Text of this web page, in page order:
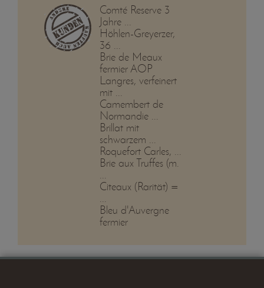
Comté Reserve 3
Jahre ...
Höhlen-Greyerzer,
36 ...
Brie de Meaux
fermier AOP
Langres, verfeinert
mit ...
Camembert de
Normandie ...
Brillat mit
schwarzem ...
Roquefort Carles, ...
Brie aux Truffes (m.
...
Citeaux (Rarität) =
...
Bleu d'Auvergne
fermier